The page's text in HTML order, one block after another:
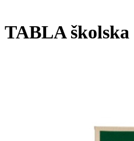
TABLA školska